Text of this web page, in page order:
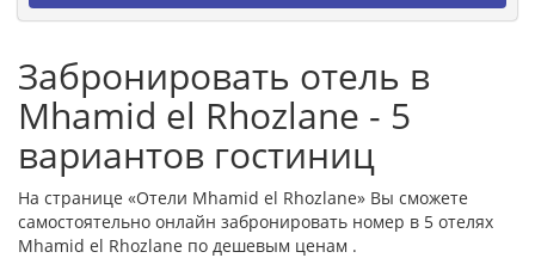
Забронировать отель в
Mhamid el Rhozlane - 5
вариантов гостиниц
На странице «Отели Mhamid el Rhozlane» Вы сможете
самостоятельно онлайн забронировать номер в 5 отелях
Mhamid el Rhozlane по дешевым ценам .